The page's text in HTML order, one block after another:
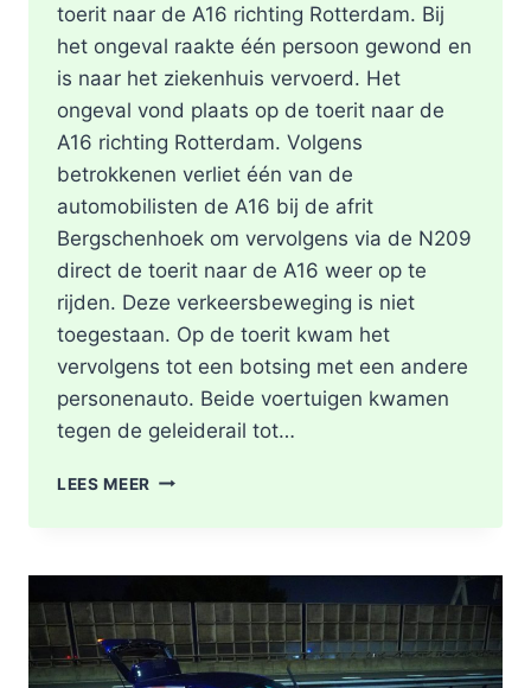
toerit naar de A16 richting Rotterdam. Bij
het ongeval raakte één persoon gewond en
is naar het ziekenhuis vervoerd. Het
ongeval vond plaats op de toerit naar de
A16 richting Rotterdam. Volgens
betrokkenen verliet één van de
automobilisten de A16 bij de afrit
Bergschenhoek om vervolgens via de N209
direct de toerit naar de A16 weer op te
rijden. Deze verkeersbeweging is niet
toegestaan. Op de toerit kwam het
vervolgens tot een botsing met een andere
personenauto. Beide voertuigen kwamen
tegen de geleiderail tot…
LEES MEER GEWONDE
NA
ONGEVAL
TOERIT
A16
BERGSCHENHOEK